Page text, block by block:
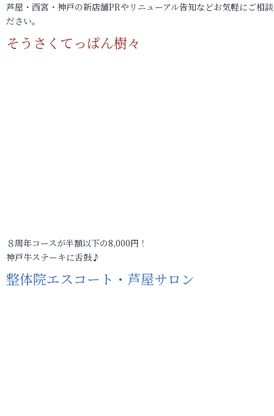
芦屋・西宮・神戸の新店舗PRやリニューアル告知などお気軽にご相
ださい。
そうさくてっぱん樹々
８周年コースが半額以下の8,000円！
神戸牛ステーキに舌鼓♪
整体院エスコート・芦屋サロン